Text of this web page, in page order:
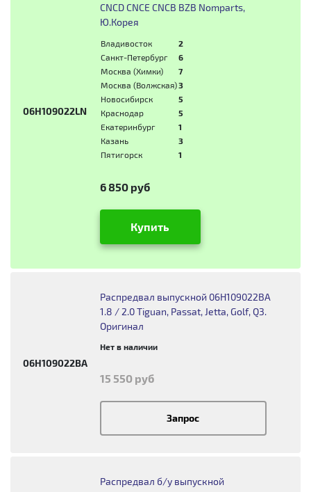
06H109022LN
CNCD CNCE CNCB BZB Nomparts,
Ю.Корея
Владивосток
2
Санкт-Петербург
6
Москва (Химки)
7
Москва (Волжская)3
Новосибирск
5
Краснодар
5
Екатеринбург
1
Казань
3
Пятигорск
1
6 850 руб
Купить
06H109022BA
Распредвал выпускной 06H109022BA
1.8 / 2.0 Tiguan, Passat, Jetta, Golf, Q3.
Оригинал
Нет в наличии
15 550 руб
Запрос
Распредвал б/у выпускной